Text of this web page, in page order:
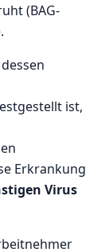
(BAG-
ist,
Erkrankung
Virus